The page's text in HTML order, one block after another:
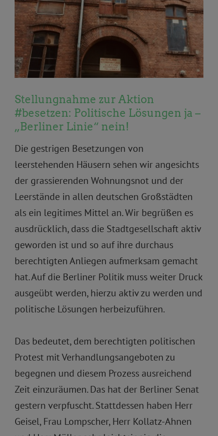
Stellungnahme zur Aktion
#besetzen: Politische Lösungen ja –
„Berliner Linie“ nein!
Die gestrigen Besetzungen von
leerstehenden Häusern sehen wir angesichts
der grassierenden Wohnungsnot und der
Leerstände in allen deutschen Großstädten
als ein legitimes Mittel an. Wir begrüßen es
ausdrücklich, dass die Stadtgesellschaft aktiv
geworden ist und so auf ihre durchaus
berechtigten Anliegen aufmerksam gemacht
hat. Auf die Berliner Politik muss weiter Druck
ausgeübt werden, hierzu aktiv zu werden und
politische Lösungen herbeizuführen.
Das bedeutet, dem berechtigten politischen
Protest mit Verhandlungsangeboten zu
begegnen und diesem Prozess ausreichend
Zeit einzuräumen. Das hat der Berliner Senat
gestern verpfuscht. Stattdessen haben Herr
Geisel, Frau Lompscher, Herr Kollatz-Ahnen